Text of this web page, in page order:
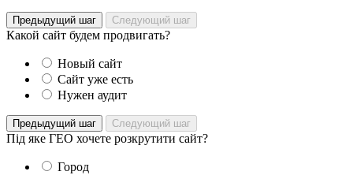
Предыдущий шаг Следующий шаг
Какой сайт будем продвигать?
Новый сайт
Сайт уже есть
Нужен аудит
Предыдущий шаг Следующий шаг
Під яке ГЕО хочете розкрутити сайт?
Город